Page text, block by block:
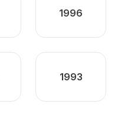
1996
1993